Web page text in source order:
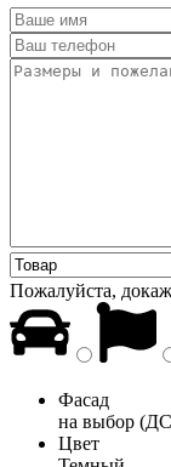
Пожалуйста,
Фасад
на выбор
Цвет